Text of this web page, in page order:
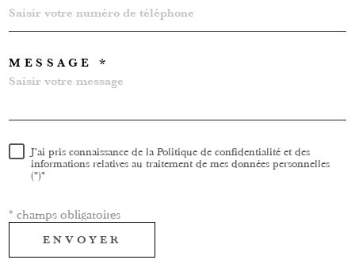
MESSAGE *
J'ai pris connaissance de la Politique de confidentialité et des
informations relatives au traitement de mes données personnelles
(*)*
* champs obligatoires
ENVOYER